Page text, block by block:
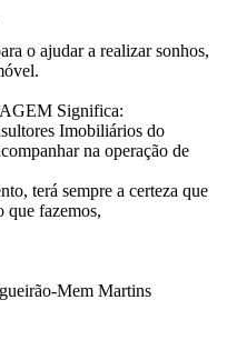
o ajudar a realizar sonhos,
Significa:
Imobiliários do
na operação de
terá sempre a certeza que
que fazemos,
Mem Martins